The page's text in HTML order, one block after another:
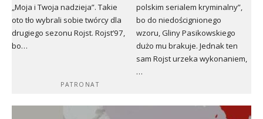
„Moja i Twoja nadzieja”. Takie
oto tło wybrali sobie twórcy dla
drugiego sezonu Rojst. Rojst’97,
bo…
polskim serialem kryminalny”,
bo do niedoścignionego
wzoru, Gliny Pasikowskiego
dużo mu brakuje. Jednak ten
sam Rojst urzeka wykonaniem,
…
PATRONAT